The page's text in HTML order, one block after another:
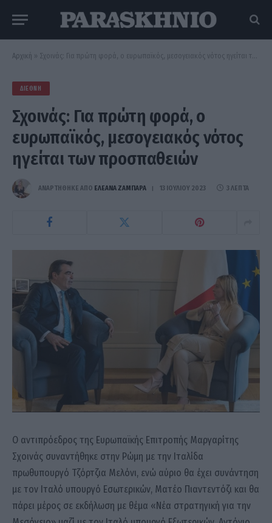
Αρχική » Σχοινάς: Για πρώτη φορά, ο ευρωπαϊκός, μεσογειακός νότος ηγείται των προσπαθειών
ΔΙΕΘΝΉ
Σχοινάς: Για πρώτη φορά, ο
ευρωπαϊκός, μεσογειακός νότος
ηγείται των προσπαθειών
ΑΝΑΡΤΗΘΗΚΕ ΑΠΟ ΕΛΕΑΝΑ ΖΑΜΠΑΡΑ 13 ΙΟΥΛΊΟΥ 2023 3 ΛΕΠΤΆ
Ο αντιπρόεδρος της Ευρωπαϊκής Επιτροπής Μαργαρίτης
Σχοινάς συναντήθηκε στην Ρώμη με την Ιταλίδα
πρωθυπουργό Τζόρτζια Μελόνι, ενώ αύριο θα έχει συνάντηση
με τον Ιταλό υπουργό Εσωτερικών, Ματέο Πιαντεντόζι και θα
πάρει μέρος σε εκδήλωση με θέμα «Νέα στρατηγική για την